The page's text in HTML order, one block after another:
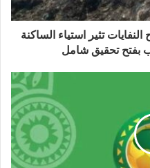
تثير استياء الساكنة
بفتح تحقيق شامل